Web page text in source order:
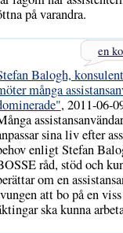
på varandra.
en
Balogh,
många
, 2011-06-
sina liv efter
enligt Stefan
råd, stöd och
om en
att bo på en
ska kunna